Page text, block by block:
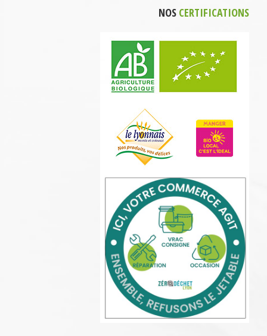
NOS CERTIFICATIONS